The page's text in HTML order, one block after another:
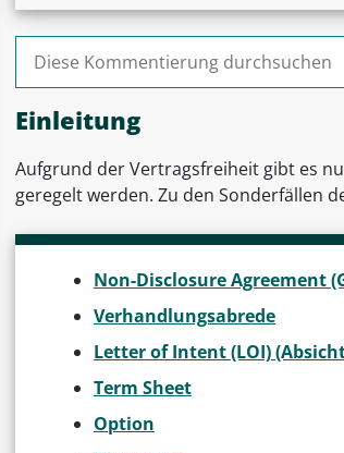
Suchen nach:
Einleitung
Aufgrund der Vertragsfreiheit gibt es
geregelt werden. Zu den Sonderfällen
Non-Disclosure Agreement
Verhandlungsabrede
Letter of Intent (LOI)
Term Sheet
Option